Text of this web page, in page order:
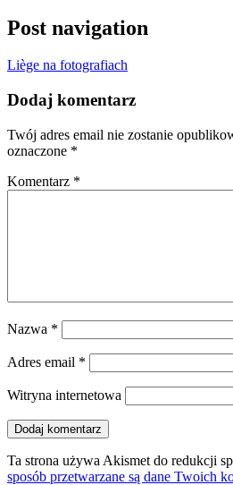
Post navigation
Liège na fotografiach
Dodaj komentarz
Twój adres email nie zostanie
oznaczone *
Komentarz *
Nazwa *
Adres email *
Witryna internetowa
Ta strona używa Akismet do redukcji
sposób przetwarzane są dane Twoich